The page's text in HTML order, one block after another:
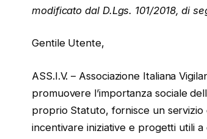
modificato dal D.Lgs. 101/2018, di
Gentile Utente,
ASS.I.V. – Associazione Italiana
promuovere l’importanza sociale
proprio Statuto, fornisce un
incentivare iniziative e progetti utili